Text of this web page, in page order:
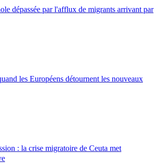
dépassée par l'afflux de migrants arrivant par
les Européens détournent les nouveaux
: la crise migratoire de Ceuta met